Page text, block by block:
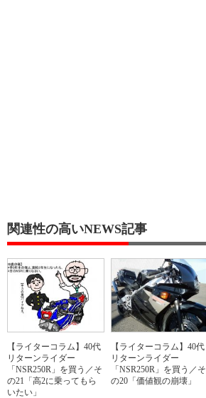
関連性の高いNEWS記事
【ライターコラム】40代
リターンライダー
「NSR250R」を買う／そ
の21「高2に乗ってもら
いたい」
【ライターコラム】40代
リターンライダー
「NSR250R」を買う／そ
の20「価値観の崩壊」